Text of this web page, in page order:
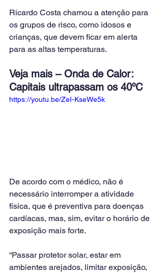
Ricardo Costa chamou a atenção para
os grupos de risco, como idosos e
crianças, que devem ficar em alerta
para as altas temperaturas.
Veja mais – Onda de Calor:
Capitais ultrapassam os 40ºC
https://youtu.be/ZeI-KseWe5k
De acordo com o médico, não é
necessário interromper a atividade
física, que é preventiva para doenças
cardíacas, mas, sim, evitar o horário de
exposição mais forte.
“Passar protetor solar, estar em
ambientes arejados, limitar exposição,